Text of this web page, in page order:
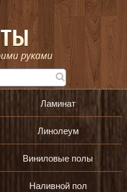
Ламинат
Линолеум
Виниловые полы
Наливной пол